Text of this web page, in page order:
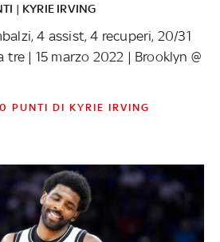
| KYRIE IRVING
4 assist, 4 recuperi, 20/31
tre | 15 marzo 2022 | Brooklyn @
PUNTI DI KYRIE IRVING